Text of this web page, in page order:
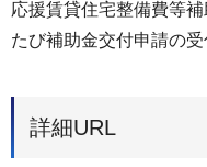
応援賃貸住宅整備費等
たび補助金交付申請の受
詳細URL